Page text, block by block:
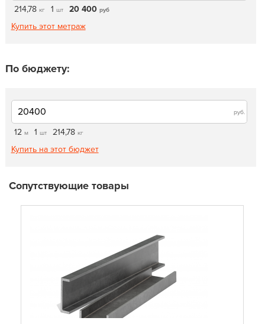
214,78 кг 1 шт 20 400 руб
Купить этот метраж
По бюджету:
руб.
12 м 1 шт 214,78 кг
Купить на этот бюджет
Сопутствующие товары